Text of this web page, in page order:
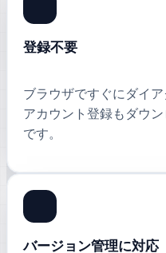
登録不要
ブラウザですぐにダイ
アカウント登録もダウ
です。
バージョン管理に対応